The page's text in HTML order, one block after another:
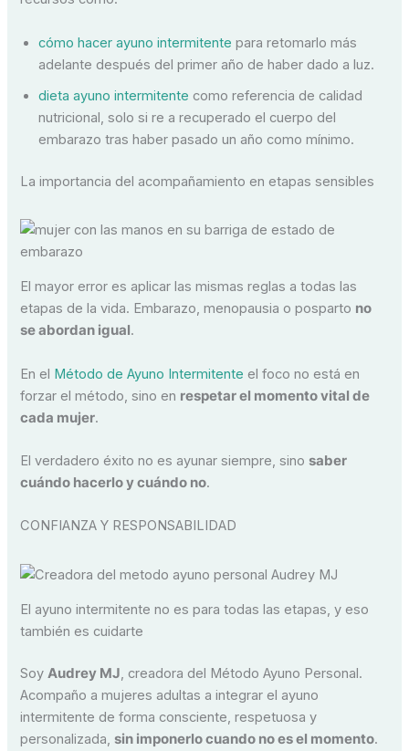
cómo hacer ayuno intermitente para retomarlo más
adelante después del primer año de haber dado a luz.
dieta ayuno intermitente como referencia de calidad
nutricional, solo si re a recuperado el cuerpo del
embarazo tras haber pasado un año como mínimo.
La importancia del acompañamiento en etapas sensibles
El mayor error es aplicar las mismas reglas a todas las
etapas de la vida. Embarazo, menopausia o posparto no
se abordan igual .
En el Método de Ayuno Intermitente el foco no está en
forzar el método, sino en respetar el momento vital de
cada mujer.
El verdadero éxito no es ayunar siempre, sino saber
cuándo hacerlo y cuándo no.
CONFIANZA Y RESPONSABILIDAD
El ayuno intermitente no es para todas las etapas, y eso
también es cuidarte
SoyAudrey MJ, creadora del Método Ayuno Personal.
Acompaño a mujeres adultas a integrar el ayuno
intermitente de forma consciente, respetuosa y
personalizada, sin imponerlo cuando no es el momento.